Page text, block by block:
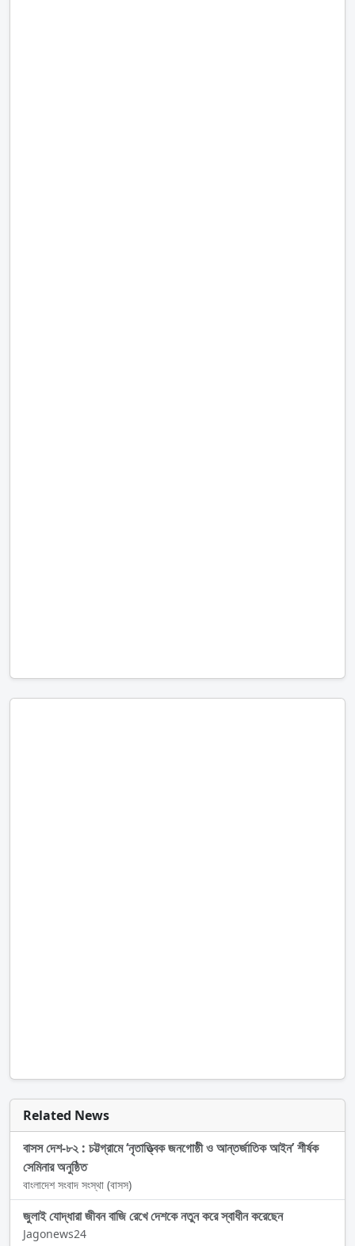
Related News
বাসস দেশ-৮২ : চট্টগ্রামে ‘নৃতাত্ত্বিক জনগোষ্ঠী ও আন্তর্জাতিক আইন’ শীর্ষক
সেমিনার অনুষ্ঠিত
বাংলাদেশ সংবাদ সংস্থা (বাসস)
জুলাই যোদ্ধারা জীবন বাজি রেখে দেশকে নতুন করে স্বাধীন করেছেন
Jagonews24